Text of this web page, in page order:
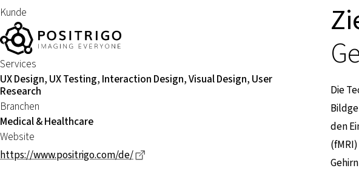
Kunde
Services
UX Design, UX Testing, Interaction Design, Visual Design, User
Research
Branchen
Medical & Healthcare
Website
https://www.positrigo.com/de/
Die
den